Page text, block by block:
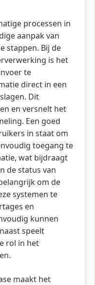
processen in
aanpak van
stappen. Bij de
is het
te
direct in een
Dit
en versnelt het
Een goed
in staat om
toegang te
wat bijdraagt
de status van
om de
systemen te
en
kunnen
speelt
rol in het
maakt het